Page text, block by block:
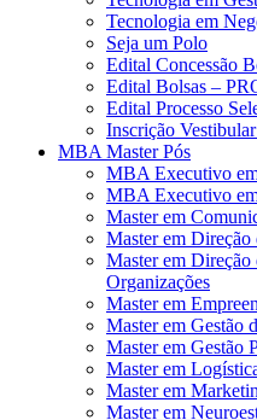
Tecnologia em
Seja um Polo
Edital Concessão
Edital Bolsas –
Edital Processo
Inscrição
MBA Master Pós
MBA Executivo
MBA Executivo
Master em
Master em Direção
Master em Direção
Organizações
Master em
Master em Gestão
Master em Gestão
Master em
Master em
Master em